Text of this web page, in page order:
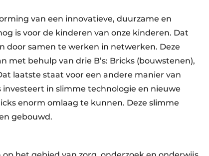
van een innovatieve, duurzame en
is voor de kinderen van onze kinderen. Dat
door samen te werken in netwerken. Deze
met behulp van drie B’s: Bricks (bouwstenen),
laatste staat voor een andere manier van
in slimme technologie en nieuwe
enorm omlaag te kunnen. Deze slimme
gebouwd.